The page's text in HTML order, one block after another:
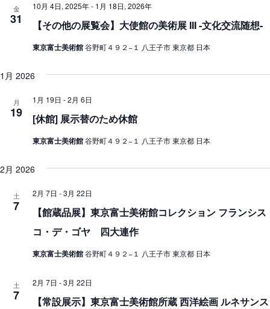
ョ
金
31 【その他の展覧会】大使館の美術展 III -文化交流随想-
10月 4日, 2025年- 1月 18日, 2026年
東京富士美術館谷野町４９２−１ 八王子市 東京都 日本
1月 2026
月
19 [休館] 展示替のため休館
1月 19日 -2月 6日
東京富士美術館谷野町４９２−１ 八王子市 東京都 日本
2月 2026
土
7
【館蔵品展】東京富士美術館コレクション フランシス
コ・デ・ゴヤ 四大連作
2月 7日 -3月 22日
東京富士美術館谷野町４９２−１ 八王子市 東京都 日本
土
7
【常設展示】東京富士美術館所蔵 西洋絵画 ルネサンス
2月 7日 -3月 22日